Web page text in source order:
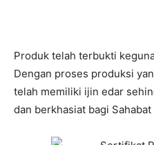
Produk telah terbukti
Dengan proses produksi
telah memiliki ijin edar
dan berkhasiat bagi